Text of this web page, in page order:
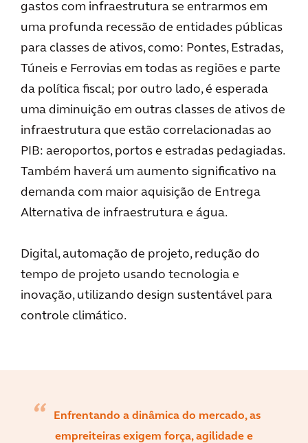
gastos com infraestrutura se entrarmos em
uma profunda recessão de entidades públicas
para classes de ativos, como: Pontes, Estradas,
Túneis e Ferrovias em todas as regiões e parte
da política fiscal; por outro lado, é esperada
uma diminuição em outras classes de ativos de
infraestrutura que estão correlacionadas ao
PIB: aeroportos, portos e estradas pedagiadas.
Também haverá um aumento significativo na
demanda com maior aquisição de Entrega
Alternativa de infraestrutura e água.
Digital, automação de projeto, redução do
tempo de projeto usando tecnologia e
inovação, utilizando design sustentável para
controle climático.
Enfrentando a dinâmica do mercado, as
empreiteiras exigem força, agilidade e